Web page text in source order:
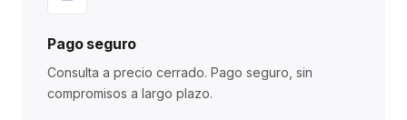
Pago seguro
Consulta a precio cerrado. Pago seguro, sin
compromisos a largo plazo.